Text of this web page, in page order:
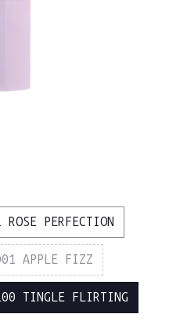
ROSE PERFECTION
APPLE FIZZ
TINGLE FLIRTING